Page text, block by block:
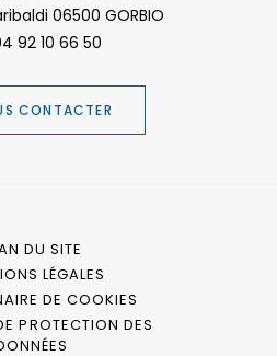
06500 GORBIO
92 10 66 50
CONTACTER
DU SITE
LÉGALES
DE COOKIES
PROTECTION DES